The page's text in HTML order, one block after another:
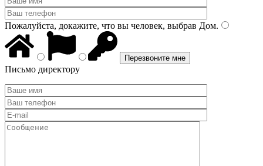
Пожалуйста, докажите, что вы человек, выбрав Дом.
Письмо директору